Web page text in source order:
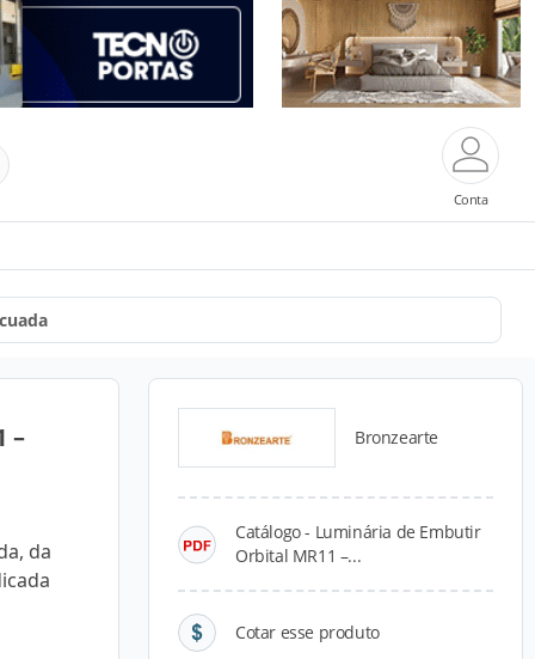
Conta
–
da
Bronzearte
Catálogo - Luminária de Embutir
Orbital MR11 –...
Cotar esse produto